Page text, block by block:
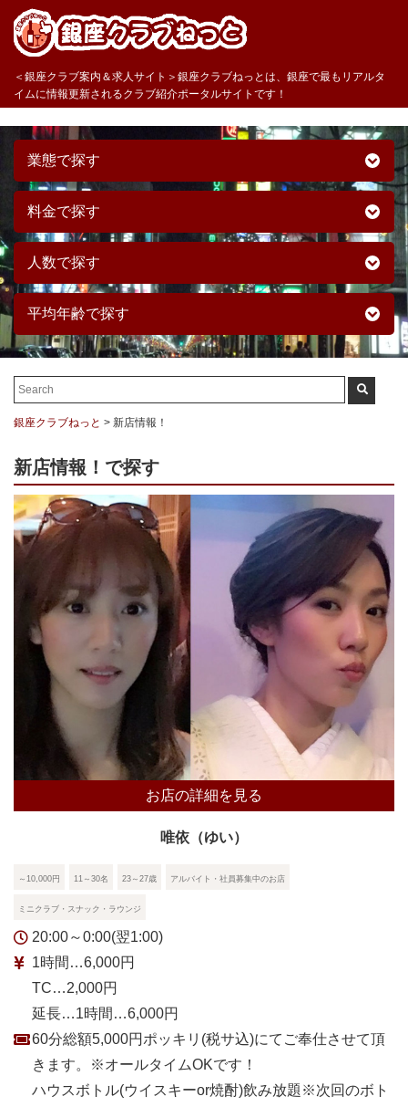
＜銀座クラブ案内＆求人サイト＞銀座クラブねっとは、銀座で最もリアルタ
イムに情報更新されるクラブ紹介ポータルサイトです！
業態で探す
料金で探す
人数で探す
平均年齢で探す
銀座クラブねっと > 新店情報！
新店情報！で探す
お店の詳細を見る
唯依（ゆい）
～10,000円 11～30名 23～27歳 アルバイト・社員募集中のお店
ミニクラブ・スナック・ラウンジ
20:00～0:00(翌1:00)
1時間…6,000円
TC…2,000円
延長…1時間…6,000円
60分総額5,000円ポッキリ(税サ込)にてご奉仕させて頂
きます。※オールタイムOKです！
ハウスボトル(ウイスキーor焼酎)飲み放題※次回のボト